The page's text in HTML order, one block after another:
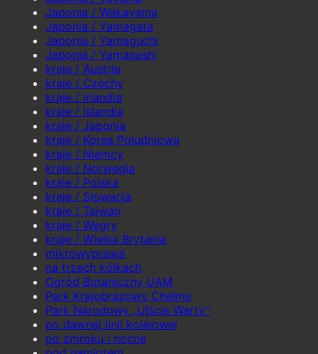
Japonia / Wakayama
Japonia / Yamagata
Japonia / Yamaguchi
Japonia / Yamanashi
kraje / Austria
kraje / Czechy
kraje / Irlandia
kraje / Islandia
kraje / Japonia
kraje / Korea Południowa
kraje / Niemcy
kraje / Norwegia
kraje / Polska
kraje / Słowacja
kraje / Tajwan
kraje / Węgry
kraje / Wielka Brytania
mikrowyprawa
na trzech kółkach
Ogród Botaniczny UAM
Park Krajobrazowy Chełmy
Park Narodowy „Ujście Warty”
po dawnej linii kolejowej
po zmroku i nocne